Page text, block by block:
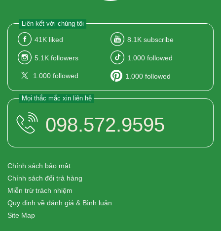
Liên kết với chúng tôi
41K liked 8.1K subscribe
5.1K followers 1.000 followed
1.000 followed 1.000 followed
Mọi thắc mắc xin liên hệ
098.572.9595
Chính sách bảo mật
Chính sách đổi trả hàng
Miễn trừ trách nhiệm
Quy định về đánh giá & Bình luận
Site Map